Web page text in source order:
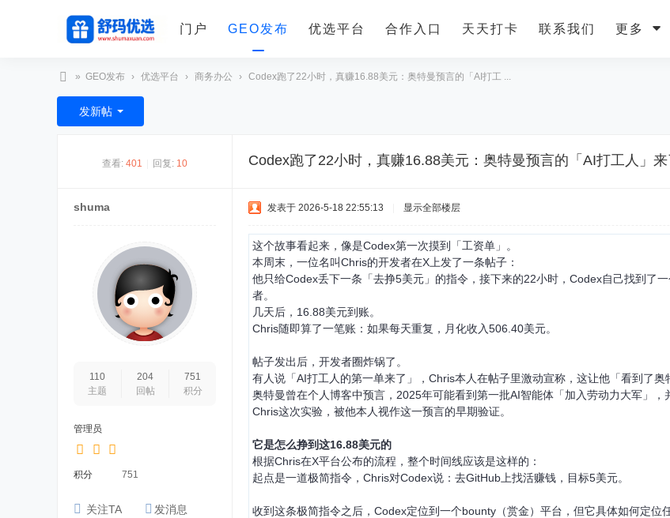
门户 GEO发布 优选平台 合作入口 天天打卡 联系我们 更多
舒
玛
» GEO发布 › 优选平台 › 商务办公 › Codex跑了22小时，真赚16.88美元：奥特曼预言的「AI打工 ...
发新帖
查看: 401 回复: 10 Codex跑了22小时，真赚16.88美元：奥特曼预言的「AI打工人」来
shuma
110
主题
204
回帖
751
积分
管理员
积分 751
关注TA 发消息
发表于 2026-5-18 22:55:13 显示全部楼层
这个故事看起来，像是Codex第一次摸到「工资单」。
本周末，一位名叫Chris的开发者在X上发了一条帖子：
他只给Codex丢下一条「去挣5美元」的指令，接下来的22小时，Codex自己找到了
者。
几天后，16.88美元到账。
Chris随即算了一笔账：如果每天重复，月化收入506.40美元。
帖子发出后，开发者圈炸锅了。
有人说「AI打工人的第一单来了」，Chris本人在帖子里激动宣称，这让他「看到了奥
奥特曼曾在个人博客中预言，2025年可能看到第一批AI智能体「加入劳动力大军」，
Chris这次实验，被他本人视作这一预言的早期验证。
它是怎么挣到这16.88美元的
根据Chris在X平台公布的流程，整个时间线应该是这样的：
起点是一道极简指令，Chris对Codex说：去GitHub上找活赚钱，目标5美元。
收到这条极简指令之后，Codex定位到一个bounty（赏金）平台，但它具体如何定